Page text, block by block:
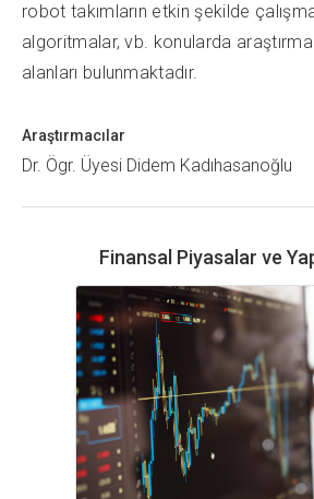
robot takımların etkin şekilde
algoritmalar, vb. konularda
alanları bulunmaktadır.
Araştırmacılar
Dr. Ögr. Üyesi Didem Kadıhasanoğlu
Finansal Piyasalar ve